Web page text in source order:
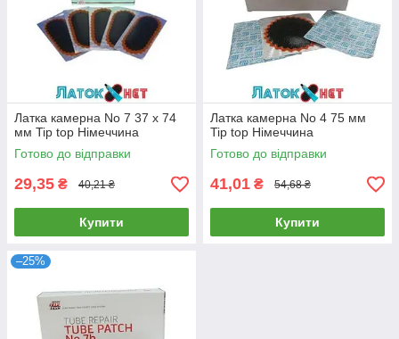
Латка камерна No 7 37 х 74
мм Tip top Німеччина
Готово до відправки
29,35 ₴ 40,21 ₴
Купити
Латка камерна No 4 75 мм
Tip top Німеччина
Готово до відправки
41,01 ₴ 54,68 ₴
Купити
–25%